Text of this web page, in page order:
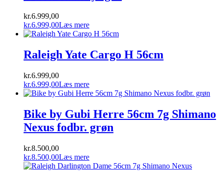
kr.6.999,00
kr.6.999,00Læs mere
Raleigh Yate Cargo H 56cm
kr.6.999,00
kr.6.999,00Læs mere
Bike by Gubi Herre 56cm 7g Shimano
Nexus fodbr. grøn
kr.8.500,00
kr.8.500,00Læs mere